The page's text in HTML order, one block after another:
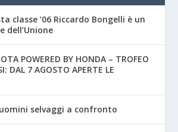
classe ’06 Riccardo Bongelli è un
dell’Unione
POWERED BY HONDA – TROFEO
DAL 7 AGOSTO APERTE LE
selvaggi a confronto